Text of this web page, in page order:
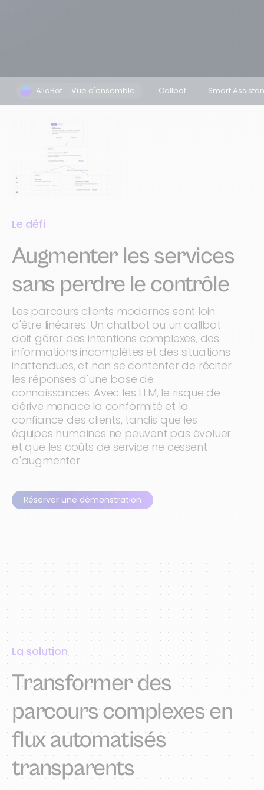
AlloBot Vue d'ensemble Callbot Smart
Le défi
Augmenter les services
sans perdre le contrôle
Les parcours clients modernes sont loin
d'être linéaires. Un chatbot ou un callbot
doit gérer des intentions complexes, des
informations incomplètes et des situations
inattendues, et non se contenter de réciter
les réponses d'une base de
connaissances. Avec les LLM, le risque de
dérive menace la conformité et la
confiance des clients, tandis que les
équipes humaines ne peuvent pas évoluer
et que les coûts de service ne cessent
d'augmenter.
Réserver une démonstration
La solution
Transformer des
parcours complexes en
flux automatisés
transparents